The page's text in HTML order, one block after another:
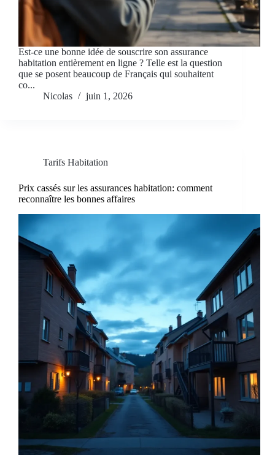
Est-ce une bonne idée de souscrire son assurance
habitation entièrement en ligne ? Telle est la question
que se posent beaucoup de Français qui souhaitent
co...
Nicolas
juin 1, 2026
Tarifs Habitation
Prix cassés sur les assurances habitation: comment
reconnaître les bonnes affaires